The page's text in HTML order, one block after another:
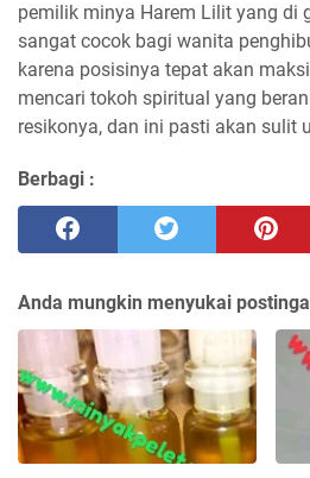
pemilik minya Harem Lilit yang di
sangat cocok bagi wanita
karena posisinya tepat akan
mencari tokoh spiritual yang
resikonya, dan ini pasti akan sulit
Berbagi :
Anda mungkin menyukai